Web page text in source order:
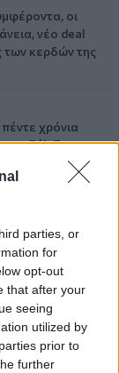
parties, or
for
opt-out
that after your
seeing
utilized by
prior to
further
οι
νέο deal
των κερδών της
χρόνια
εξέλιξη του